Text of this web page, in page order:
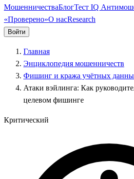
МошенничестваБлогТест IQ
«Проверено»О насResearch
Войти
Главная
Энциклопедия мошенничеств
Фишинг и кража учётных
Атаки вэйлинга: Как
целевом фишинге
Критический